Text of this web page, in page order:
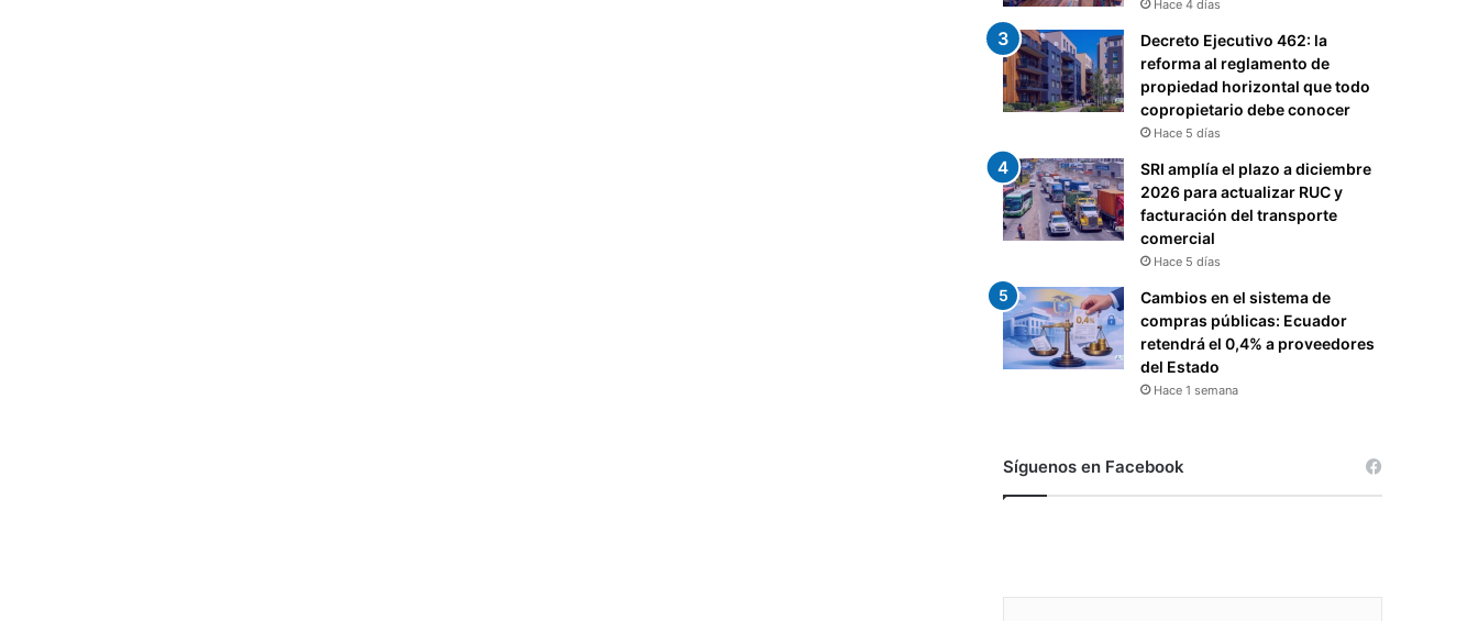
Hace 4 días
Decreto Ejecutivo 462: la
reforma al reglamento de
propiedad horizontal que todo
copropietario debe conocer
Hace 5 días
SRI amplía el plazo a diciembre
2026 para actualizar RUC y
facturación del transporte
comercial
Hace 5 días
Cambios en el sistema de
compras públicas: Ecuador
retendrá el 0,4% a proveedores
del Estado
Hace 1 semana
Síguenos en Facebook